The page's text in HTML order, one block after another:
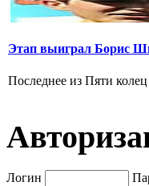
Этап выиграл Борис
Последнее из Пяти
Логин